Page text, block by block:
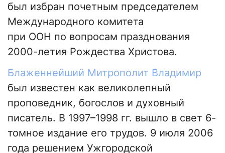
был избран почетным председателем
Международного комитета
при ООН по вопросам празднования
2000-летия Рождества Христова.
Блаженнейший Митрополит Владимир
был известен как великолепный
проповедник, богослов и духовный
писатель. В 1997–1998 гг. вышло в свет 6-
томное издание его трудов. 9 июля 2006
года решением Ужгородской